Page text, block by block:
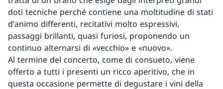
doti tecniche perché contiene una moltitudine di stati
d'animo differenti, recitativi molto espressivi,
passaggi brillanti, quasi furiosi, proponendo un
continuo alternarsi di «vecchio» e «nuovo».
Al termine del concerto, come di consueto, viene
offerto a tutti i presenti un ricco aperitivo, che in
questa occasione permette di degustare i vini della